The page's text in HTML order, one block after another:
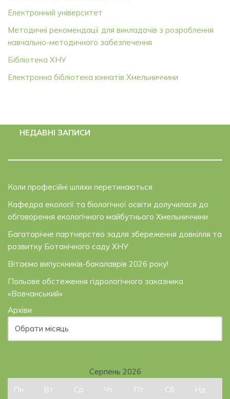
Електронний університет
Методичні рекомендації для викладачів з розроблення
навчально-методичного забезпечення
Бібліотека ХНУ
Електронна бібліотека юннатів Хмельниччини
НЕДАВНІ ЗАПИСИ
Коли професійні шляхи перетинаються
Кафедра екології та біологічної освіти долучилася до
обговорення екологічного майбутнього Хмельниччини
Багаторічне партнерство задля збереження довкілля та
розвитку Ботанічного саду ХНУ
Вітаємо випускників-бакалаврів 2026 року!
Польове обстеження гідрологічного заказника
«Вовчанський»
Архіви
Серпень 2026
Пн
Вт Ср Чт Пт Сб Нд